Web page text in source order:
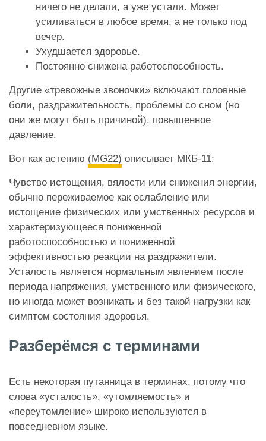
ничего не делали, а уже устали. Может
усиливаться в любое время, а не только под
вечер.
Ухудшается здоровье.
Постоянно снижена работоспособность.
Другие «тревожные звоночки» включают головные
боли, раздражительность, проблемы со сном (но
они же могут быть причиной), повышенное
давление.
Вот как астению (MG22) описывает МКБ-11:
Чувство истощения, вялости или снижения энергии,
обычно переживаемое как ослабление или
истощение физических или умственных ресурсов и
характеризующееся пониженной
работоспособностью и пониженной
эффективностью реакции на раздражители.
Усталость является нормальным явлением после
периода напряжения, умственного или физического,
но иногда может возникать и без такой нагрузки как
симптом состояния здоровья.
Разберёмся с терминами
Есть некоторая путанница в терминах, потому что
слова «усталость», «утомляемость» и
«переутомление» широко используются в
повседневном языке.